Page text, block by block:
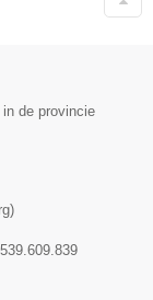
de provincie
)